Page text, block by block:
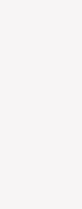
全、稳定作业
运的叉车等设
采购了多台
：“性价比是
前，事实上
，丰田叉车
键原因之一。”